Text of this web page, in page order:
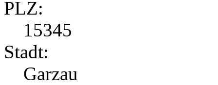
PLZ:
15345
Stadt:
Garzau